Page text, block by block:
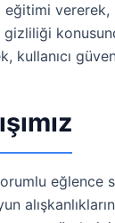
eğitimi
gizliliği
kullanıcı
eğlence